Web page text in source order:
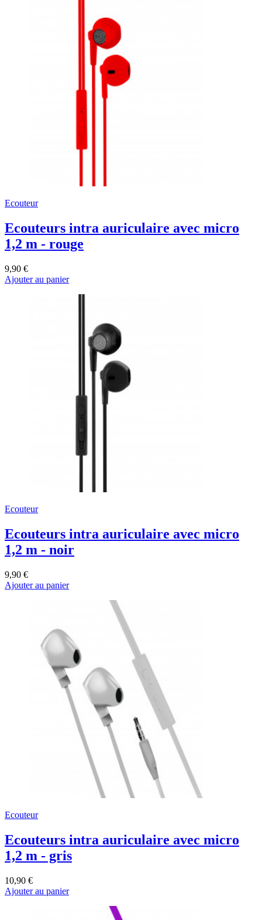
Ecouteur
Ecouteurs intra auriculaire avec micro
1,2 m - rouge
9,90 €
Ajouter au panier
Ecouteur
Ecouteurs intra auriculaire avec micro
1,2 m - noir
9,90 €
Ajouter au panier
Ecouteur
Ecouteurs intra auriculaire avec micro
1,2 m - gris
10,90 €
Ajouter au panier